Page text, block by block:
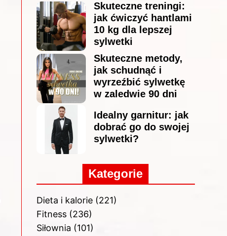
Skuteczne treningi:
jak ćwiczyć hantlami
10 kg dla lepszej
sylwetki
Skuteczne metody,
jak schudnąć i
wyrzeźbić sylwetkę
w zaledwie 90 dni
Idealny garnitur: jak
dobrać go do swojej
sylwetki?
Kategorie
Dieta i kalorie(221)
Fitness(236)
Siłownia (101)